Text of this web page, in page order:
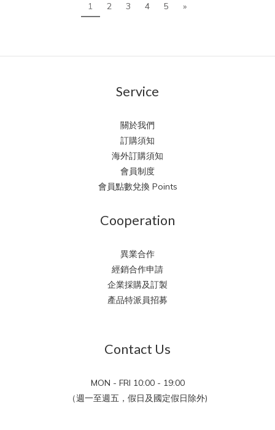
1 2 3 4 5 »
Service
關於我們
訂購須知
海外訂購須知
會員制度
會員點數兌換 Points
Cooperation
異業合作
經銷合作申請
企業採購及訂製
產品特派員招募
Contact Us
MON - FRI 10:00 - 19:00
（週一至週五，假日及國定假日除外)